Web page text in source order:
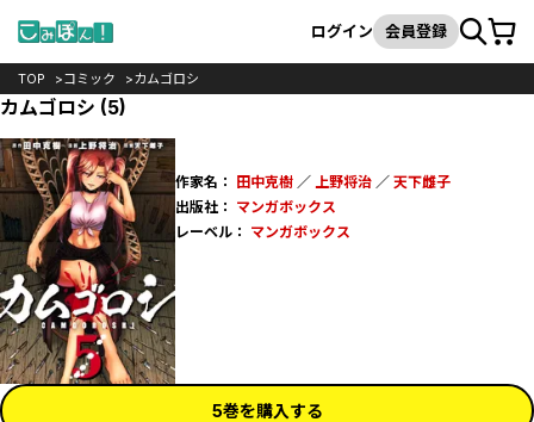
検索
ログイン 会員登録カート
TOP コミック カムゴロシ
カムゴロシ (5)
作家名： 田中克樹／ 上野将治／ 天下雌子
出版社： マンガボックス
レーベル： マンガボックス
5巻を購入する